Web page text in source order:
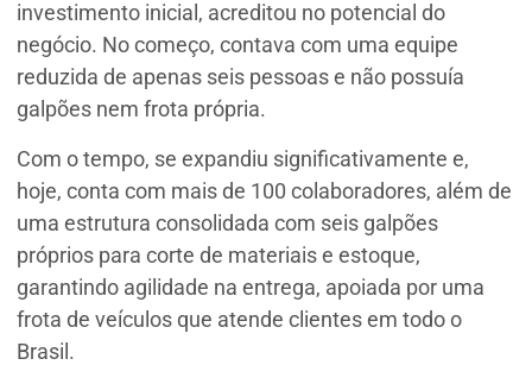
investimento inicial, acreditou no potencial do
negócio. No começo, contava com uma equipe
reduzida de apenas seis pessoas e não possuía
galpões nem frota própria.
Com o tempo, se expandiu significativamente e,
hoje, conta com mais de 100 colaboradores, além de
uma estrutura consolidada com seis galpões
próprios para corte de materiais e estoque,
garantindo agilidade na entrega, apoiada por uma
frota de veículos que atende clientes em todo o
Brasil.